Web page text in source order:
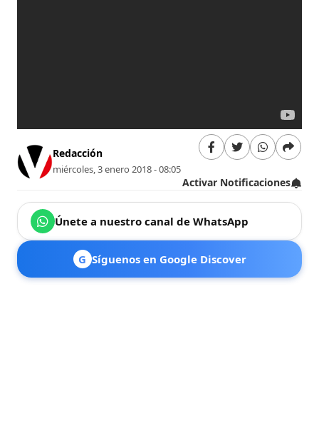
Redacción
miércoles, 3 enero 2018 - 08:05
Activar Notificaciones
Únete a nuestro canal de WhatsApp
G Síguenos en Google Discover